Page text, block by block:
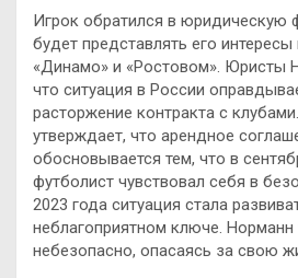
Игрок обратился в юридическую
будет представлять его интересы
«Динамо» и «Ростовом». Юристы
что ситуация в России
расторжение контракта с
утверждает, что арендное
обосновывается тем, что в
футболист чувствовал себя в
2023 года ситуация стала
неблагоприятном ключе. Норманн
небезопасно, опасаясь за свою